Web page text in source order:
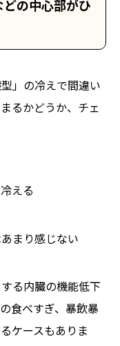
どの中心部がひ
」の冷えで間違い
るかどうか、チェ
える
まり感じない
る内臓の機能低下
食べすぎ、暴飲暴
ケースもありま